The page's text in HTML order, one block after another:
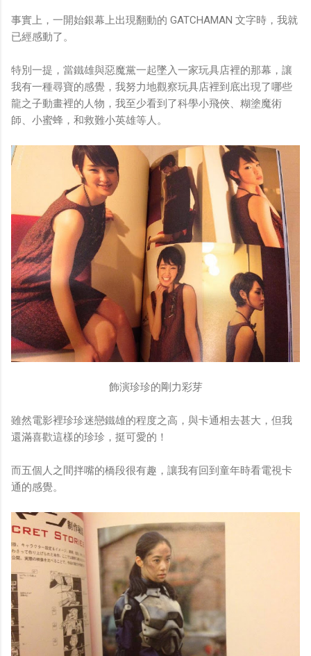
事實上，一開始銀幕上出現翻動的 GATCHAMAN 文字時，我就
已經感動了。
特別一提，當鐵雄與惡魔黨一起墜入一家玩具店裡的那幕，讓
我有一種尋寶的感覺，我努力地觀察玩具店裡到底出現了哪些
龍之子動畫裡的人物，我至少看到了科學小飛俠、糊塗魔術
師、小蜜蜂，和救難小英雄等人。
飾演珍珍的剛力彩芽
雖然電影裡珍珍迷戀鐵雄的程度之高，與卡通相去甚大，但我
還滿喜歡這樣的珍珍，挺可愛的！
而五個人之間拌嘴的橋段很有趣，讓我有回到童年時看電視卡
通的感覺。